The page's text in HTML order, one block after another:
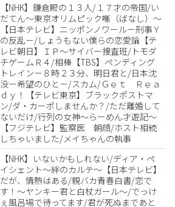
【NHK】鎌倉殿の１３人/１７才の帝国/い
だてん〜東京オリムピック噺（ばなし）〜
【日本テレビ】ニッポンノワール－刑事Ｙ
の反乱－/しょうもない僕らの恋愛論【テ
レビ朝日】ＩＰ〜サイバー捜査班/トモダ
チゲームＲ４/相棒【TBS】ペンディング
トレイン－８時２３分、明日君と/日本沈
没－希望のひと－/スカム/Ｇｅｔ Ｒｅａ
ｄｙ！【テレビ東京】ブラックポストマ
ン/ダ・カーポしませんか？/ただ離婚して
ないだけ/行列の女神〜らーめん才遊記〜
【フジテレビ】監察医 朝顔/ホスト相続
しちゃいました/メイちゃんの執事
【NHK】いないかもしれない/ディア・ペ
イシェント〜絆のカルテ〜【日本テレビ】
だが、情熱はある/親バカ青春白書/恋で
す！〜ヤンキー君と白杖ガール〜/でっけ
ぇ風呂場で待ってます/君が死ぬまであと